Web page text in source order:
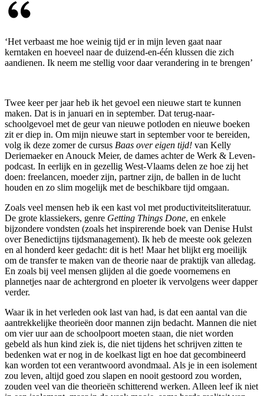
‘Het verbaast me hoe weinig tijd er in mijn leven gaat naar
kerntaken en hoeveel naar de duizend-en-één klussen die zich
aandienen. Ik neem me stellig voor daar verandering in te brengen’
Twee keer per jaar heb ik het gevoel een nieuwe start te kunnen
maken. Dat is in januari en in september. Dat terug-naar-
schoolgevoel met de geur van nieuwe potloden en nieuwe boeken
zit er diep in. Om mijn nieuwe start in september voor te bereiden,
volg ik deze zomer de cursus Baas over eigen tijd! van Kelly
Deriemaeker en Anouck Meier, de dames achter de Werk & Leven-
podcast. In eerlijk en in gezellig West-Vlaams delen ze hoe zij het
doen: freelancen, moeder zijn, partner zijn, de ballen in de lucht
houden en zo slim mogelijk met de beschikbare tijd omgaan.
Zoals veel mensen heb ik een kast vol met productiviteitsliteratuur.
De grote klassiekers, genre Getting Things Done, en enkele
bijzondere vondsten (zoals het inspirerende boek van Denise Hulst
over Benedictijns tijdsmanagement). Ik heb de meeste ook gelezen
en al honderd keer gedacht: dit is het! Maar het blijkt erg moeilijk
om de transfer te maken van de theorie naar de praktijk van alledag.
En zoals bij veel mensen glijden al die goede voornemens en
plannetjes naar de achtergrond en ploeter ik vervolgens weer dapper
verder.
Waar ik in het verleden ook last van had, is dat een aantal van die
aantrekkelijke theorieën door mannen zijn bedacht. Mannen die niet
om vier uur aan de schoolpoort moeten staan, die niet worden
gebeld als hun kind ziek is, die niet tijdens het schrijven zitten te
bedenken wat er nog in de koelkast ligt en hoe dat gecombineerd
kan worden tot een verantwoord avondmaal. Als je in een isolement
zou leven, altijd goed zou slapen en nooit gestoord zou worden,
zouden veel van die theorieën schitterend werken. Alleen leef ik niet